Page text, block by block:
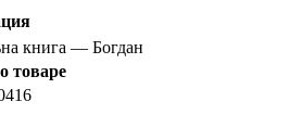
книга — Богдан
товаре